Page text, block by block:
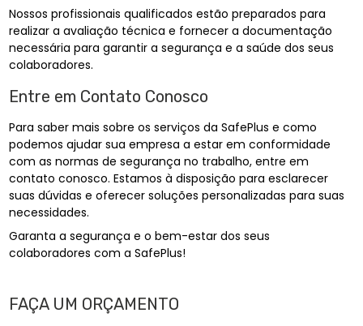
Nossos profissionais qualificados estão preparados para
realizar a avaliação técnica e fornecer a documentação
necessária para garantir a segurança e a saúde dos seus
colaboradores.
Entre em Contato Conosco
Para saber mais sobre os serviços da SafePlus e como
podemos ajudar sua empresa a estar em conformidade
com as normas de segurança no trabalho, entre em
contato conosco. Estamos à disposição para esclarecer
suas dúvidas e oferecer soluções personalizadas para suas
necessidades.
Garanta a segurança e o bem-estar dos seus
colaboradores com a SafePlus!
FAÇA UM ORÇAMENTO